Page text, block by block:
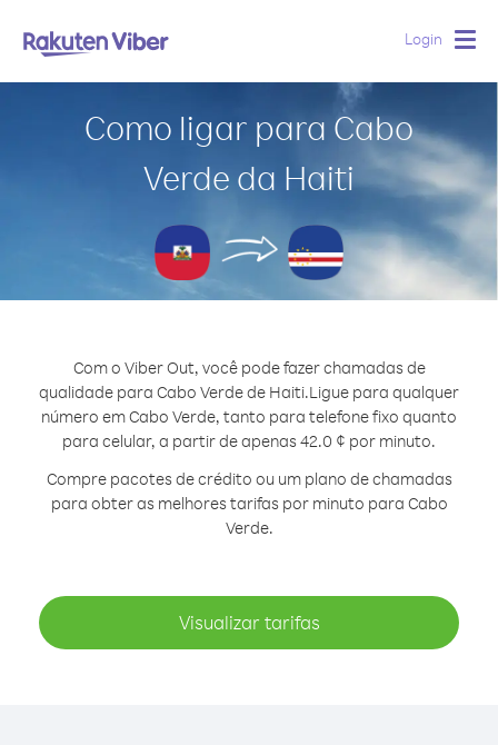
Login
Como ligar para Cabo
Verde da Haiti
Com o Viber Out, você pode fazer chamadas de
qualidade para Cabo Verde de Haiti.Ligue para qualquer
número em Cabo Verde, tanto para telefone fixo quanto
para celular, a partir de apenas 42.0 ¢ por minuto.
Compre pacotes de crédito ou um plano de chamadas
para obter as melhores tarifas por minuto para Cabo
Verde.
Visualizar tarifas